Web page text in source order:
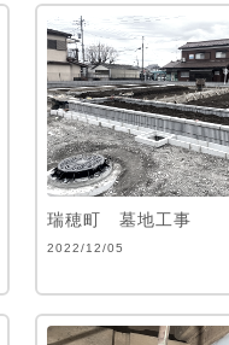
瑞穂町 墓地工事
2022/12/05